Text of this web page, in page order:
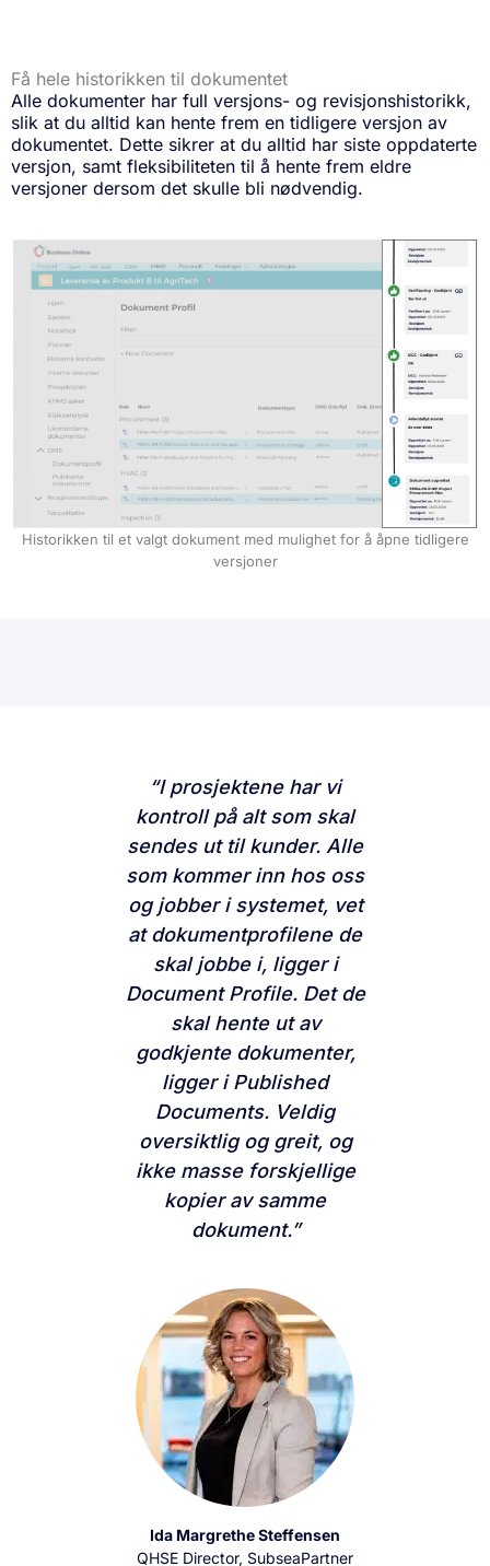
Få hele historikken til dokumentet
Alle dokumenter har full versjons- og revisjonshistorikk,
slik at du alltid kan hente frem en tidligere versjon av
dokumentet. Dette sikrer at du alltid har siste oppdaterte
versjon, samt fleksibiliteten til å hente frem eldre
versjoner dersom det skulle bli nødvendig.
Historikken til et valgt dokument med mulighet for å åpne tidligere
versjoner
“I prosjektene har vi
kontroll på alt som skal
sendes ut til kunder. Alle
som kommer inn hos oss
og jobber i systemet, vet
at dokumentprofilene de
skal jobbe i, ligger i
Document Profile. Det de
skal hente ut av
godkjente dokumenter,
ligger i Published
Documents. Veldig
oversiktlig og greit, og
ikke masse forskjellige
kopier av samme
dokument.”
Ida Margrethe Steffensen
QHSE Director, SubseaPartner